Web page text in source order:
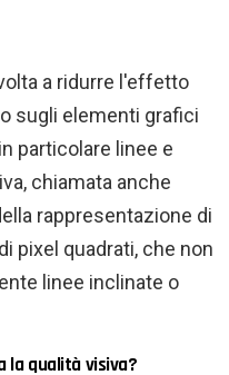
a ridurre l'effetto
sugli elementi grafici
particolare linee e
chiamata anche
rappresentazione di
pixel quadrati, che non
linee inclinate o
la qualità visiva?